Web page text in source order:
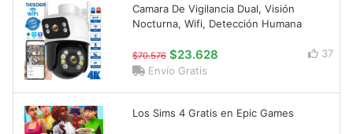
Camara De Vigilancia Dual, Visión
Nocturna, Wifi, Detección Humana
$70.576 $23.628
37
Envío Gratis
Los Sims 4 Gratis en Epic Games